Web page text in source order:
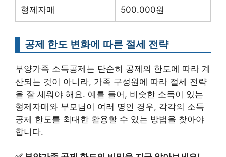
형제자매 500.000원
공제 한도 변화에 따른 절세 전략
부양가족 소득공제는 단순히 공제의 한도에 따라 계
산되는 것이 아니라, 가족 구성원에 따라 절세 전략
을 잘 세워야 해요. 예를 들어, 비슷한 소득이 있는
형제자매와 부모님이 여러 명인 경우, 각각의 소득
공제 한도를 최대한 활용할 수 있는 방법을 찾아야
합니다.